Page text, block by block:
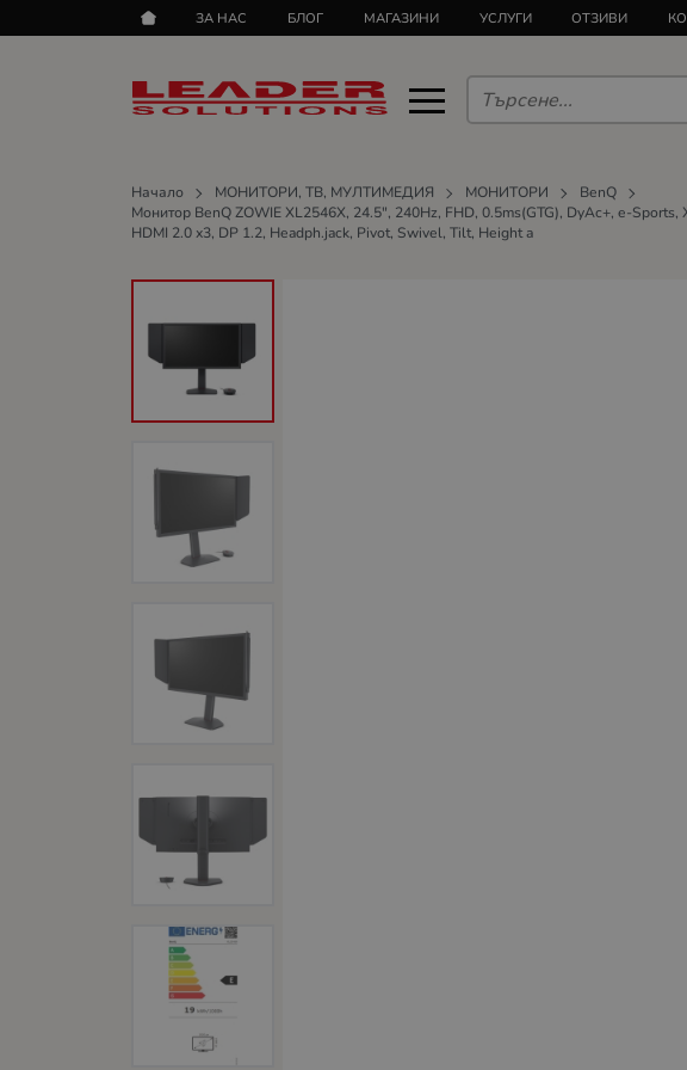
ЗА НАС БЛОГ МАГАЗИНИ УСЛУГИ ОТЗИВИ
Начало МОНИТОРИ, ТВ, МУЛТИМЕДИЯ МОНИТОРИ
BenQ
Монитор BenQ ZOWIE XL2546X, 24.5", 240Hz, FHD, 0.5ms(GTG), DyAc+, e-
HDMI 2.0 x3, DP 1.2, Headph.jack, Pivot, Swivel, Tilt, Height a